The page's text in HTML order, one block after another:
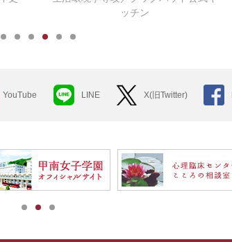
ッチン
YouTube LINE X(旧Twitter)